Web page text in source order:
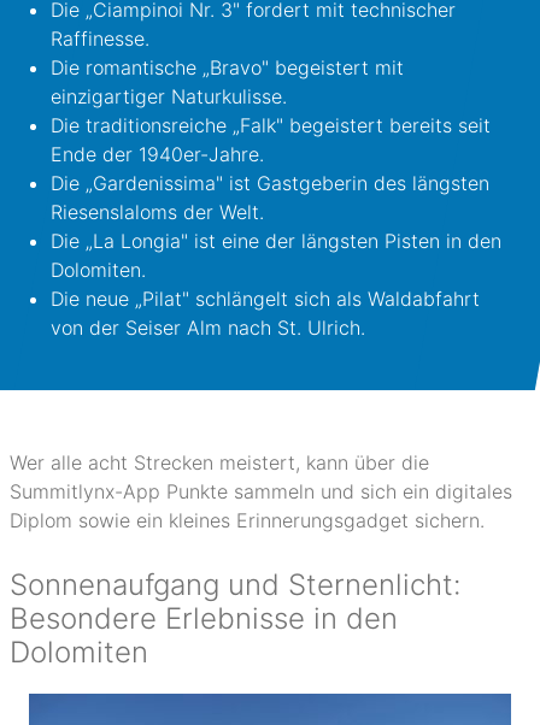
Die „Ciampinoi Nr. 3" fordert mit technischer
Raffinesse.
Die romantische „Bravo" begeistert mit
einzigartiger Naturkulisse.
Die traditionsreiche „Falk" begeistert bereits seit
Ende der 1940er-Jahre.
Die „Gardenissima" ist Gastgeberin des längsten
Riesenslaloms der Welt.
Die „La Longia" ist eine der längsten Pisten in den
Dolomiten.
Die neue „Pilat" schlängelt sich als Waldabfahrt
von der Seiser Alm nach St. Ulrich.
Wer alle acht Strecken meistert, kann über die
Summitlynx-App Punkte sammeln und sich ein digitales
Diplom sowie ein kleines Erinnerungsgadget sichern.
Sonnenaufgang und Sternenlicht:
Besondere Erlebnisse in den
Dolomiten